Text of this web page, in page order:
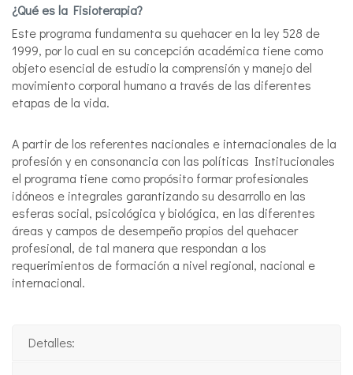
¿Qué es la Fisioterapia?
Este programa fundamenta su quehacer en la ley 528 de
1999, por lo cual en su concepción académica tiene como
objeto esencial de estudio la comprensión y manejo del
movimiento corporal humano a través de las diferentes
etapas de la vida.
A partir de los referentes nacionales e internacionales de la
profesión y en consonancia con las políticas Institucionales
el programa tiene como propósito formar profesionales
idóneos e integrales garantizando su desarrollo en las
esferas social, psicológica y biológica, en las diferentes
áreas y campos de desempeño propios del quehacer
profesional, de tal manera que respondan a los
requerimientos de formación a nivel regional, nacional e
internacional.
Detalles: